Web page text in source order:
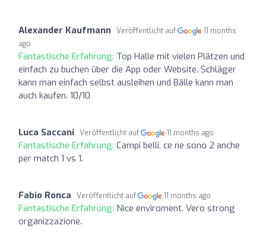
Alexander Kaufmann Veröffentlicht auf
11 months
ago
Fantastische Erfahrung: Top Halle mit vielen Plätzen und
einfach zu buchen über die App oder Website. Schläger
kann man einfach selbst ausleihen und Bälle kann man
auch kaufen. 10/10
Luca Saccani Veröffentlicht auf 11 months ago
Fantastische Erfahrung: Campi belli, ce ne sono 2 anche
per match 1 vs 1.
Fabio Ronca Veröffentlicht auf 11 months ago
Fantastische Erfahrung: Nice enviroment. Vero strong
organizzazione.